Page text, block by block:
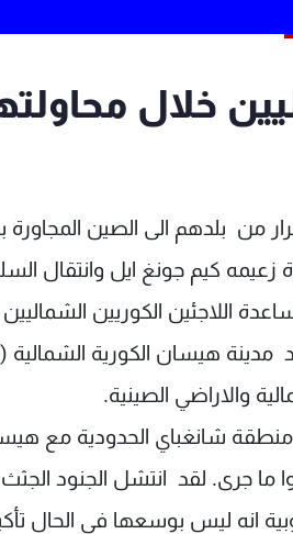
خلال
من بلدهم الى الصين
زعيمه كيم جونغ ايل وانتقال
الكوريين الشماليين
عند مدينة هيسان الكورية
والاراضي الصينية.
شانغباي الحدودية مع
جرى. لقد انتشل الجنود الجثث
انه ليس بوسعها في الحال